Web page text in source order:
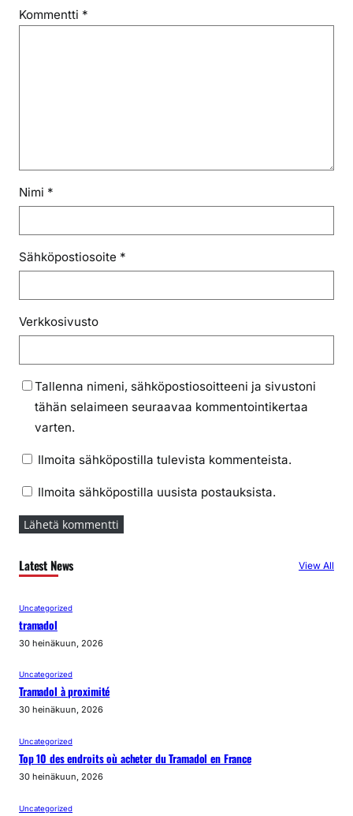
Kommentti *
Nimi *
Sähköpostiosoite *
Verkkosivusto
Tallenna nimeni, sähköpostiosoitteeni ja sivustoni
tähän selaimeen seuraavaa kommentointikertaa
varten.
Ilmoita sähköpostilla tulevista kommenteista.
Ilmoita sähköpostilla uusista postauksista.
Latest News View All
Uncategorized
tramadol
30 heinäkuun, 2026
Uncategorized
Tramadol à proximité
30 heinäkuun, 2026
Uncategorized
Top 10 des endroits où acheter du Tramadol en France
30 heinäkuun, 2026
Uncategorized